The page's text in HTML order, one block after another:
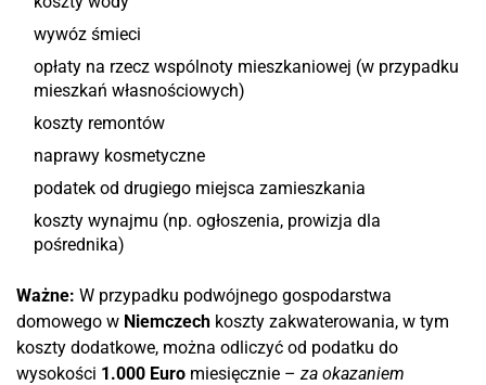
wywóz śmieci
opłaty na rzecz wspólnoty mieszkaniowej (w przypadku
mieszkań własnościowych)
koszty remontów
naprawy kosmetyczne
podatek od drugiego miejsca zamieszkania
koszty wynajmu (np. ogłoszenia, prowizja dla
pośrednika)
Ważne: W przypadku podwójnego gospodarstwa
domowego w Niemczech koszty zakwaterowania, w tym
koszty dodatkowe, można odliczyć od podatku do
wysokości 1.000 Euro miesięcznie – za okazaniem